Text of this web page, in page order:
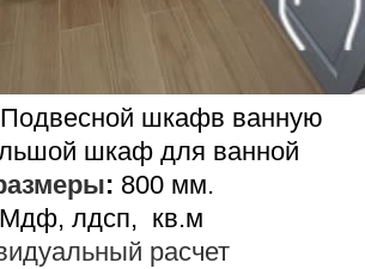
Подвесной шкафв ванную
шкаф для ванной
: 800 мм.
Мдф, лдсп, кв.м
расчет